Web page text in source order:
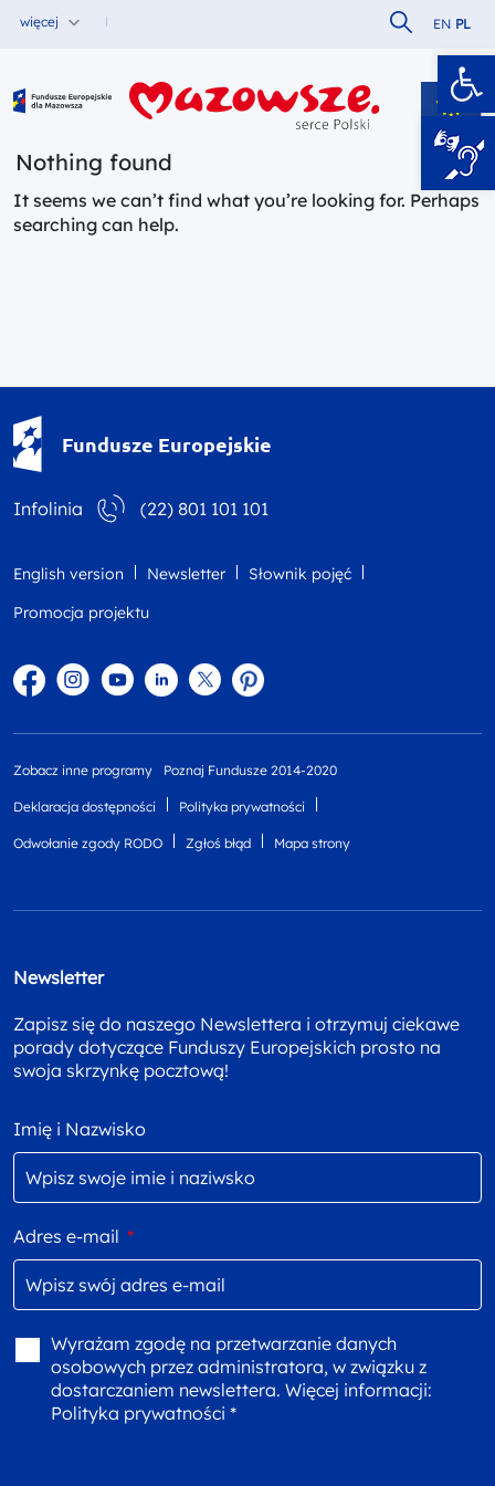
więcej Szukaj w
EN PL
Fundusze Europejskie dla Mazowsza
Nothing found
It seems we can’t find what you’re looking for. Perhaps
searching can help.
Fundusze Europejskie
Infolinia (22) 801 101 101
English version Newsletter
Słownik pojęć
Promocja projektu
FacebookInstagram
YouTubeLinkedintwitterPinterest
Zobacz inne programy Poznaj Fundusze 2014-2020
Deklaracja dostępności Polityka prywatności
Odwołanie zgody RODO Zgłoś błąd Mapa strony
Newsletter
Zapisz się do naszego Newslettera i otrzymuj ciekawe
porady dotyczące Funduszy Europejskich prosto na
swoja skrzynkę pocztową!
Imię i Nazwisko
Adres e-mail *
Wyrażam zgodę na przetwarzanie danych
osobowych przez administratora, w związku z
dostarczaniem newslettera. Więcej informacji:
Polityka prywatności *